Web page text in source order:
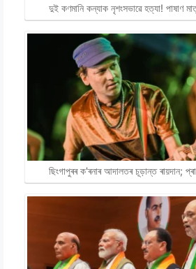
দুই কণমানি কন্যাক নৃশংসভাৱে হত্যা! পাষাণ
ছিংগাপুৰৰ ক'ৰনাৰ আদালতৰ চূড়ান্ত ৰায়দান;